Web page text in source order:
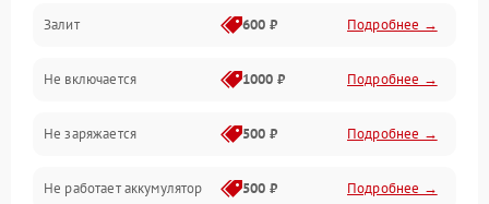
Питание и питание цепей
Проблемы с картами памяти
Объективы
Программные сбои
Залит 600 ₽ Подробнее →
Не включается 1000 ₽ Подробнее →
Не заряжается 500 ₽ Подробнее →
Не работает аккумулятор 500 ₽ Подробнее →